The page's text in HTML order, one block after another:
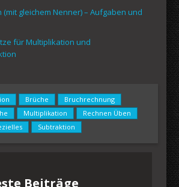
gleichem Nenner) – Aufgaben und
für Multiplikation und
Brüche
Bruchrechnung
Multiplikation
Rechnen Üben
Subtraktion
Beiträge